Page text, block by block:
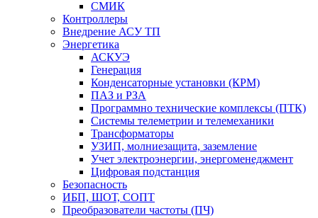
СМИК
Контроллеры
Внедрение АСУ ТП
Энергетика
АСКУЭ
Генерация
Конденсаторные установки (КРМ)
ПАЗ и РЗА
Программно технические комплексы (ПТК)
Системы телеметрии и телемеханики
Трансформаторы
УЗИП, молниезащита, заземление
Учет электроэнергии, энергоменеджмент
Цифровая подстанция
Безопасность
ИБП, ШОТ, СОПТ
Преобразователи частоты (ПЧ)